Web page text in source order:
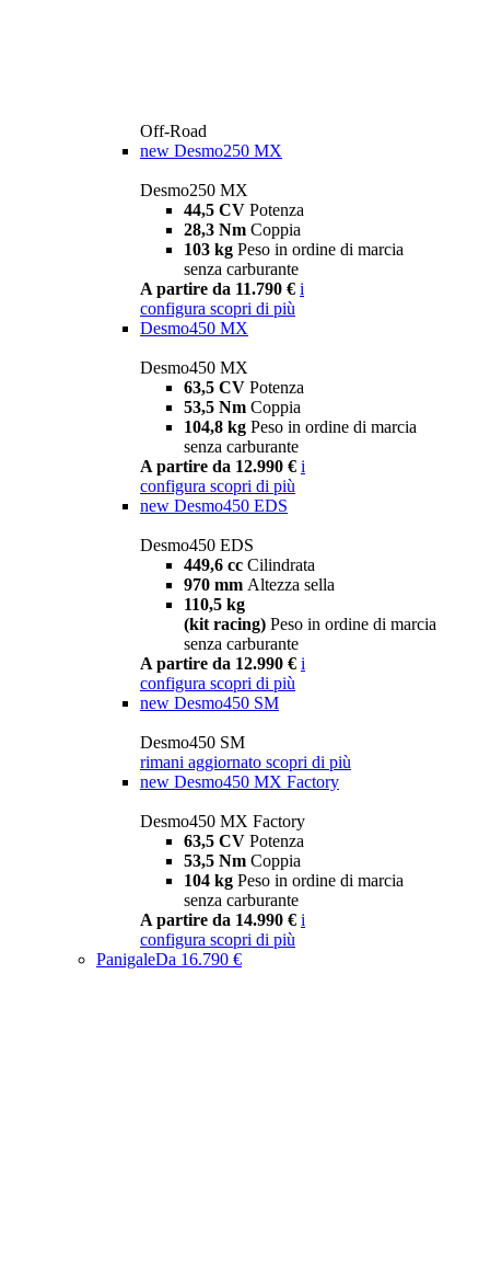
Off-Road
new Desmo250 MX
Desmo250 MX
44,5 CV Potenza
28,3 Nm Coppia
103 kg Peso in ordine di marcia
senza carburante
A partire da 11.790 € i
configura scopri di più
Desmo450 MX
Desmo450 MX
63,5 CV Potenza
53,5 Nm Coppia
104,8 kg Peso in ordine di marcia
senza carburante
A partire da 12.990 € i
configura scopri di più
new Desmo450 EDS
Desmo450 EDS
449,6 cc Cilindrata
970 mm Altezza sella
110,5 kg
(kit racing) Peso in ordine di marcia
senza carburante
A partire da 12.990 € i
configura scopri di più
new Desmo450 SM
Desmo450 SM
rimani aggiornato scopri di più
new Desmo450 MX Factory
Desmo450 MX Factory
63,5 CV Potenza
53,5 Nm Coppia
104 kg Peso in ordine di marcia
senza carburante
A partire da 14.990 € i
configura scopri di più
PanigaleDa 16.790 €